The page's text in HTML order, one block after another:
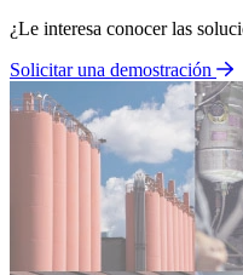
¿Le interesa conocer las
Solicitar una demostración